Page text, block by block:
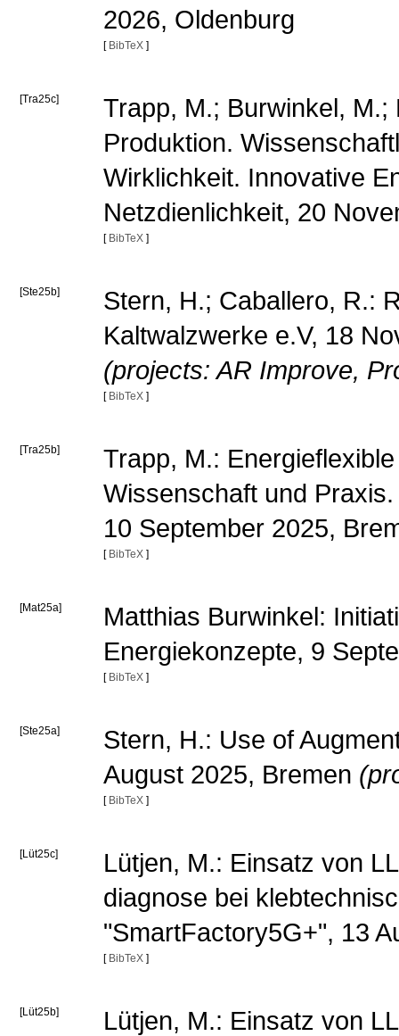
2026, Oldenburg
[ BibTeX ]
[Tra25c]
Trapp, M.; Burwinkel,
Produktion.
Wirklichkeit. Innovative
Netzdienlichkeit, 20
[ BibTeX ]
[Ste25b]
Stern, H.; Caballero, R.:
Kaltwalzwerke e.V, 18
(projects: AR Improve,
[ BibTeX ]
[Tra25b]
Trapp, M.:
Wissenschaft und
10 September 2025,
[ BibTeX ]
[Mat25a]
Matthias Burwinkel:
Energiekonzepte, 9
[ BibTeX ]
[Ste25a]
Stern, H.: Use of
August 2025, Bremen
[ BibTeX ]
[Lüt25c]
Lütjen, M.: Einsatz von
diagnose bei
"SmartFactory5G+", 13
[ BibTeX ]
[Lüt25b]
Lütjen, M.: Einsatz von